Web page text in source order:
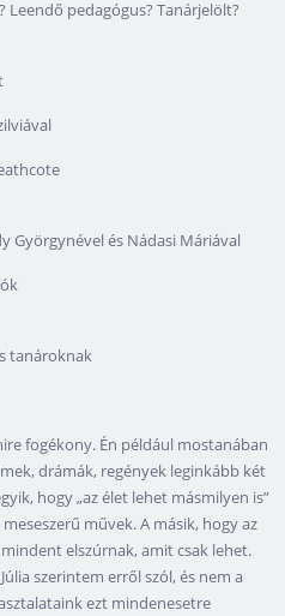
Leendő pedagógus? Tanárjelölt?
Györgynével és Nádasi Máriával
tanároknak
fogékony. Én például mostanában
drámák, regények leginkább két
hogy „az élet lehet másmilyen is”
művek. A másik, hogy az
elszúrnak, amit csak lehet.
szerintem erről szól, és nem a
ezt mindenesetre